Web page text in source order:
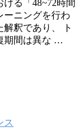
る「48~72時間
ーニングを行わ
釈であり、 ト
期間は異な …
ス